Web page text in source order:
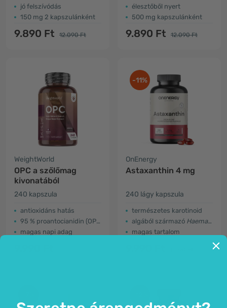
jó felszívódás
150 mg 2 kapszulánként
9.890 Ft 12.090 Ft
élesztőből nyert
500 mg kapszulánként
9.890 Ft 12.090 Ft
WeightWorld
OPC a szőlőmag
kivonatából
240 kapszula
antioxidáns hatás
95 % proantocianidin (OPC)
magas napi adag
-11%
OnEnergy
Astaxanthin 4 mg
240 lágy kapszula
természetes karotinoid
algából származó Haematococcus pluvialis
magas tartalom